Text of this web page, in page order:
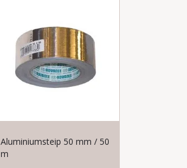
Aluminiumsteip 50 mm / 50
m